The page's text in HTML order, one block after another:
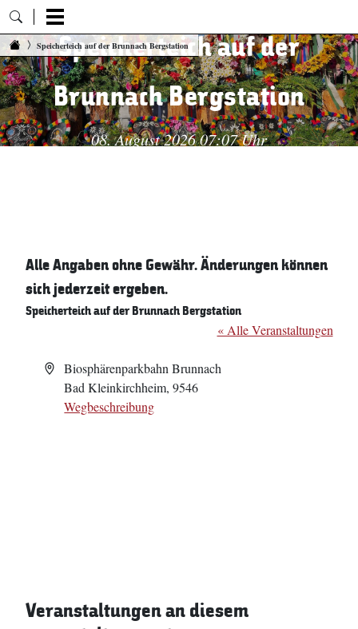
Zum Inhalt springen
Speicherteich auf der Brunnach Bergstation
Speicherteich auf der
Brunnach Bergstation
08. August 2026 07:07 Uhr
Alle Angaben ohne Gewähr. Änderungen können
sich jederzeit ergeben.
Speicherteich auf der Brunnach Bergstation
« Alle Veranstaltungen
AdresseBiosphärenparkbahn Brunnach
Bad Kleinkirchheim, 9546
Wegbeschreibung
Veranstaltungen an diesem